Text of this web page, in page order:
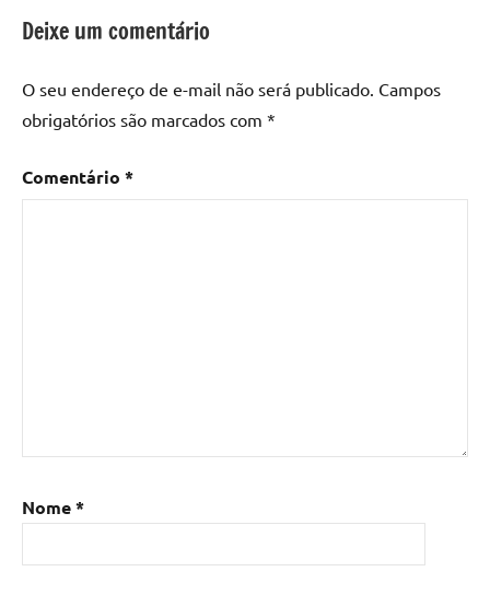
Deixe um comentário
O seu endereço de e-mail não será publicado. Campos
obrigatórios são marcados com *
Comentário *
Nome*